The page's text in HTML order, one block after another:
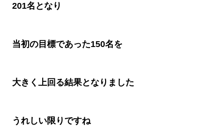
201名となり
当初の目標であった150名を
大きく上回る結果となりました
うれしい限りですね